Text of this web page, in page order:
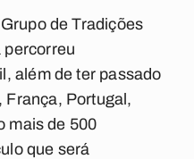
de Tradições
percorreu
além de ter passado
França, Portugal,
mais de 500
que será